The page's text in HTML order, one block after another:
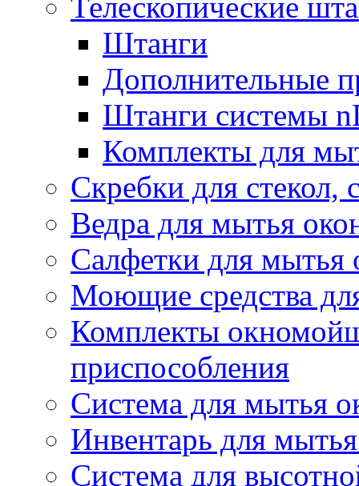
Штанги
Дополнительные
Штанги системы
Комплекты для
Скребки для стекол,
Ведра для мытья
Салфетки для мытья
Моющие средства
Комплекты
приспособления
Система для мытья
Инвентарь для
Система для